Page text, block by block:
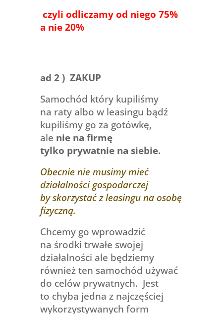
czyli odliczamy od niego 75%
a nie 20%
ad 2 ) ZAKUP
Samochód który kupiliśmy
na raty albo w leasingu bądź
kupiliśmy go za gotówkę,
ale nie na firmę
tylko prywatnie na siebie.
Obecnie nie musimy mieć
działalności gospodarczej
by skorzystać z leasingu na osobę
fizyczną.
Chcemy go wprowadzić
na środki trwałe swojej
działalności ale będziemy
również ten samochód używać
do celów prywatnych. Jest
to chyba jedna z najczęściej
wykorzystywanych form